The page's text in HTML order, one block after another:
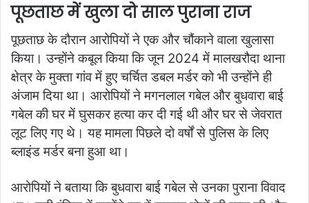
पूछताछ में खुला दो साल पुराना राज
पूछताछ के दौरान आरोपियों ने एक और चौंकाने वाला खुलासा
किया। उन्होंने कबूल किया कि जून 2024 में मालखरौदा थाना
क्षेत्र के मुक्ता गांव में हुए चर्चित डबल मर्डर को भी उन्होंने ही
अंजाम दिया था। आरोपियों ने मगनलाल गबेल और बुधवारा बाई
गबेल की घर में घुसकर हत्या कर दी गई थी और घर से जेवरात
लूट लिए गए थे। यह मामला पिछले दो वर्षों से पुलिस के लिए
ब्लाइंड मर्डर बना हुआ था।
आरोपियों ने बताया कि बुधवारा बाई गबेल से उनका पुराना विवाद